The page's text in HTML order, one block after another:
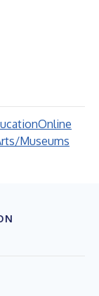
Online
Museums